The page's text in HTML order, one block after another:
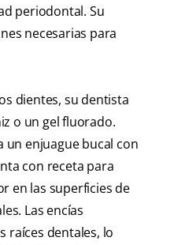
periodontal. Su
necesarias para
dientes, su dentista
o un gel fluorado.
un enjuague bucal con
con receta para
en las superficies de
Las encías
raíces dentales, lo